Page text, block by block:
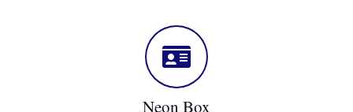
Neon Box